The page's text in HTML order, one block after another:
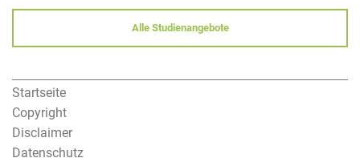
Alle Studienangebote
Startseite
Copyright
Disclaimer
Datenschutz